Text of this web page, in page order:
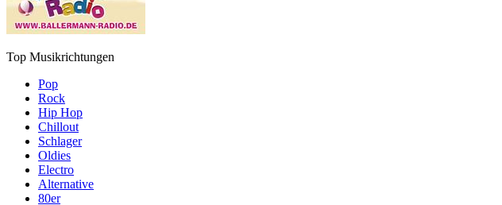
Top Musikrichtungen
Pop
Rock
Hip Hop
Chillout
Schlager
Oldies
Electro
Alternative
80er